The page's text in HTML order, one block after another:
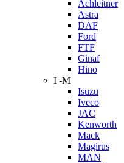
Achleitner
Astra
DAF
Ford
FTF
Ginaf
Hino
I -M
Isuzu
Iveco
JAC
Kenworth
Mack
Magirus
MAN